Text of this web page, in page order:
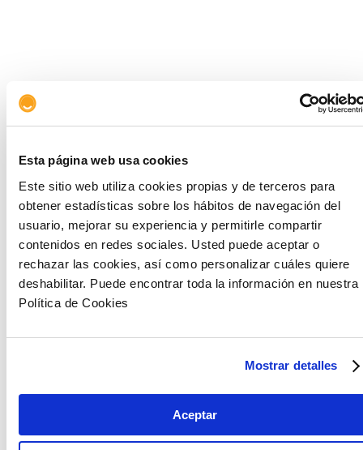
Esta página web usa cookies
Este sitio web utiliza cookies propias y de terceros para
obtener estadísticas sobre los hábitos de navegación del
usuario, mejorar su experiencia y permitirle compartir
contenidos en redes sociales. Usted puede aceptar o
rechazar las cookies, así como personalizar cuáles quiere
deshabilitar. Puede encontrar toda la información en nuestra
Política de Cookies
Mostrar detalles
Aceptar
La vivienda y el crecimiento económico en
motor directo del PIB. Revisamos las claves en